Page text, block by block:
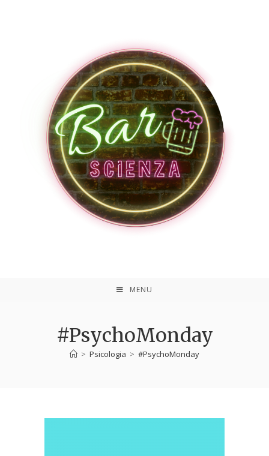
MENU
#PsychoMonday
> Psicologia > #PsychoMonday